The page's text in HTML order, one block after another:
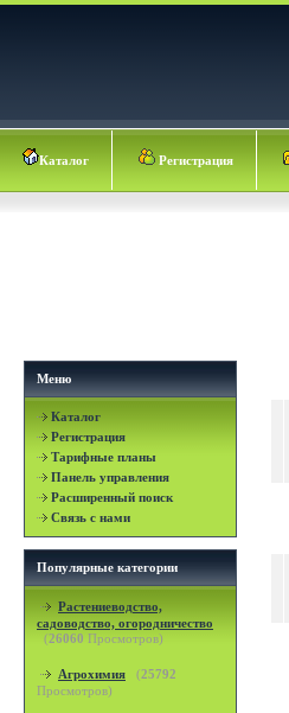
Каталог Регистрация
Меню
Каталог
Регистрация
Тарифные планы
Панель управления
Расширенный поиск
Связь с нами
Популярные категории
Растениеводство,
садоводство, огородничество
(26060 Просмотров)
Агрохимия (25792
Просмотров)